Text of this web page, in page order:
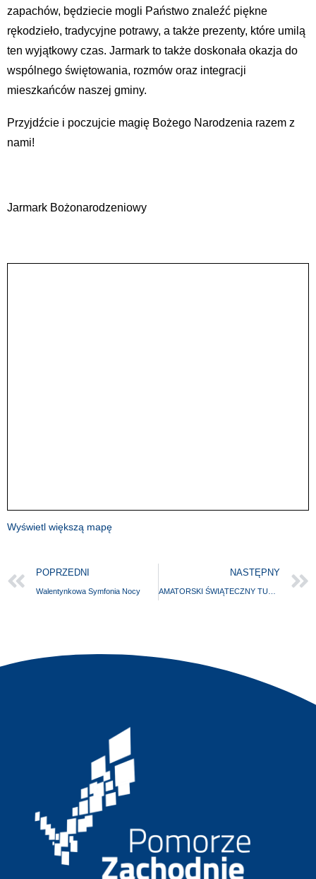
zapachów, będziecie mogli Państwo znaleźć piękne
rękodzieło, tradycyjne potrawy, a także prezenty, które umilą
ten wyjątkowy czas. Jarmark to także doskonała okazja do
wspólnego świętowania, rozmów oraz integracji
mieszkańców naszej gminy.
Przyjdźcie i poczujcie magię Bożego Narodzenia razem z
nami!
Jarmark Bożonarodzeniowy
Wyświetl większą mapę
POPRZEDNI
Walentynkowa Symfonia Nocy
NASTĘPNY
AMATORSKI ŚWIĄTECZNY TURNIEJ SIATKÓWKI